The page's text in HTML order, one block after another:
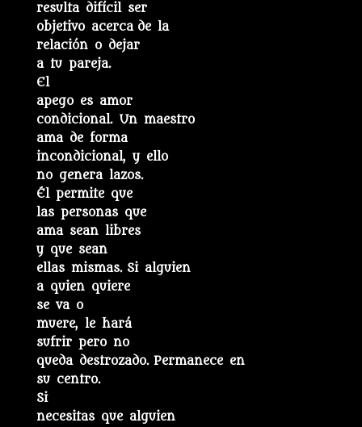
resulta difícil ser
objetivo acerca de la
relación o dejar
a tu pareja.
El
apego es amor
condicional. Un maestro
ama de forma
incondicional, y ello
no genera lazos.
Él permite que
las personas que
ama sean libres
y que sean
ellas mismas. Si alguien
a quien quiere
se va o
muere, le hará
sufrir pero no
queda destrozado. Permanece en
su centro.
Si
necesitas que alguien